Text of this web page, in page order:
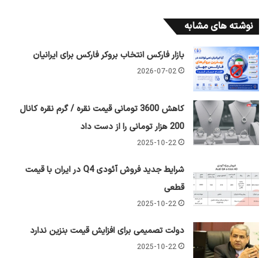
نوشته های مشابه
بازار فارکس انتخاب بروکر فارکس برای ایرانیان
2026-07-02
کاهش 3600 تومانی قیمت نقره / گرم نقره کانال
200 هزار تومانی را از دست داد
2025-10-22
شرایط جدید فروش آئودی Q4 در ایران با قیمت
قطعی
2025-10-22
دولت تصمیمی برای افزایش قیمت بنزین ندارد
2025-10-22